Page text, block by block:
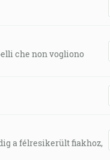
che non vogliono
a félresikerült fiakhoz,